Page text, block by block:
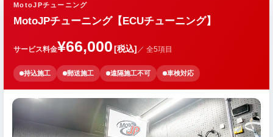
MotoJPチューニング
MotoJPチューニング【ECUチューニング】
サービス料金¥66,000[税込] ／ 全5項目
持込施工 郵送施工 遠隔施工不可 車検対応